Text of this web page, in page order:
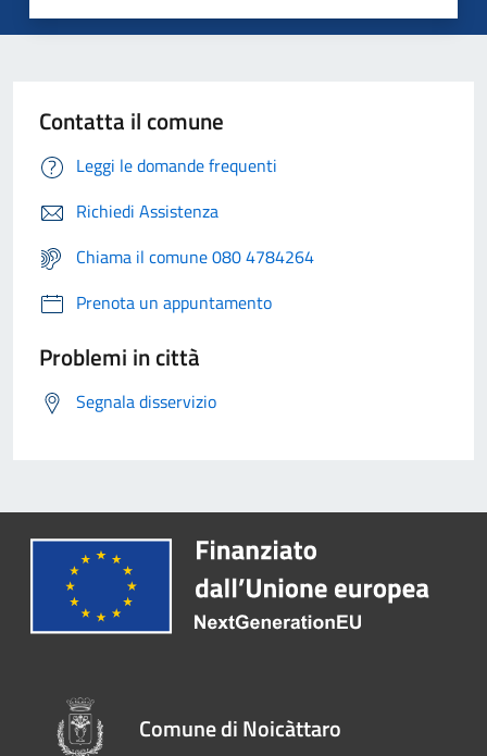
Contatta il comune
Leggi le domande frequenti
Richiedi Assistenza
Chiama il comune 080 4784264
Prenota un appuntamento
Problemi in città
Segnala disservizio
Comune di Noicàttaro